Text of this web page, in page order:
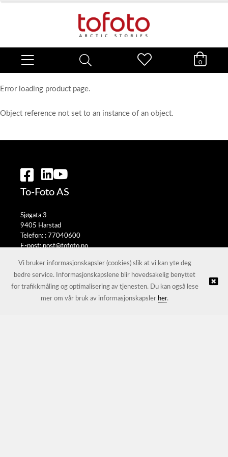
0
Error loading product page.
Object reference not set to an instance of an object.
To-Foto AS
Sjøgata 3
9405 Harstad
Telefon: : 77040600
E-post:post@tofoto.no
© To-Foto AS |Nettbutikk levert av Kréatif
Vi bruker informasjonskapsler (cookies) slik at vi kan yte deg
bedre service. Informasjonskapslene blir hovedsakelig benyttet
for trafikkmåling og optimalisering av tjenesten. Du kan også lese
mer om vår bruk av informasjonskapsler her.